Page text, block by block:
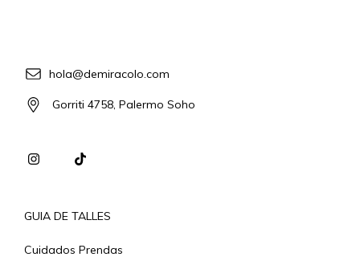
hola@demiracolo.com
Gorriti 4758, Palermo Soho
GUIA DE TALLES
Cuidados Prendas